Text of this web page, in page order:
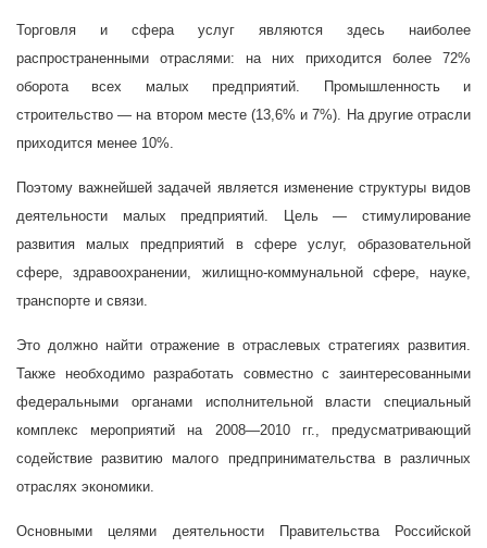
Торговля и сфера услуг являются здесь наиболее
распространенными отраслями: на них приходится более 72%
оборота всех малых предприятий. Промышленность и
строительство — на втором месте (13,6% и 7%). На другие отрасли
приходится менее 10%.
Поэтому важнейшей задачей является изменение структуры видов
деятельности малых предприятий. Цель — стимулирование
развития малых предприятий в сфере услуг, образовательной
сфере, здравоохранении, жилищно-коммунальной сфере, науке,
транспорте и связи.
Это должно найти отражение в отраслевых стратегиях развития.
Также необходимо разработать совместно с заинтересованными
федеральными органами исполнительной власти специальный
комплекс мероприятий на 2008—2010 гг., предусматривающий
содействие развитию малого предпринимательства в различных
отраслях экономики.
Основными целями деятельности Правительства Российской